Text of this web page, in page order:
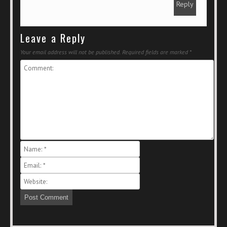
Reply
Leave a Reply
Your email address will not be published. Required fields are marked *